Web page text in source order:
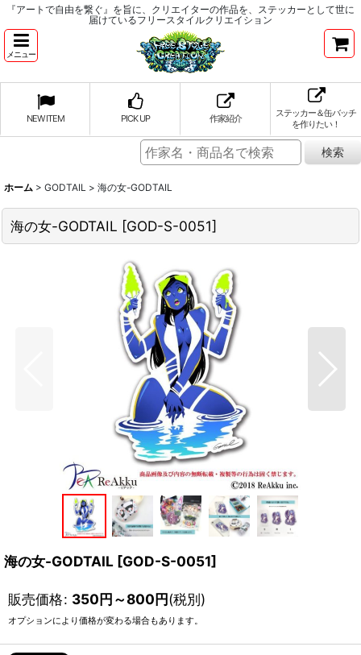
『アートで自由を繋ぐ』を旨に、クリエイターの作品を、ステッカーとして世に
届けているフリースタイルクリエイション
メニュー
NEW ITEM PICK UP 作家紹介
ステッカー＆缶バッチ
を作りたい！
ホーム > GODTAIL > 海の女-GODTAIL
海の女-GODTAIL [GOD-S-0051]
海の女-GODTAIL [GOD-S-0051]
販売価格: 350円～800円(税別)
オプションにより価格が変わる場合もあります。